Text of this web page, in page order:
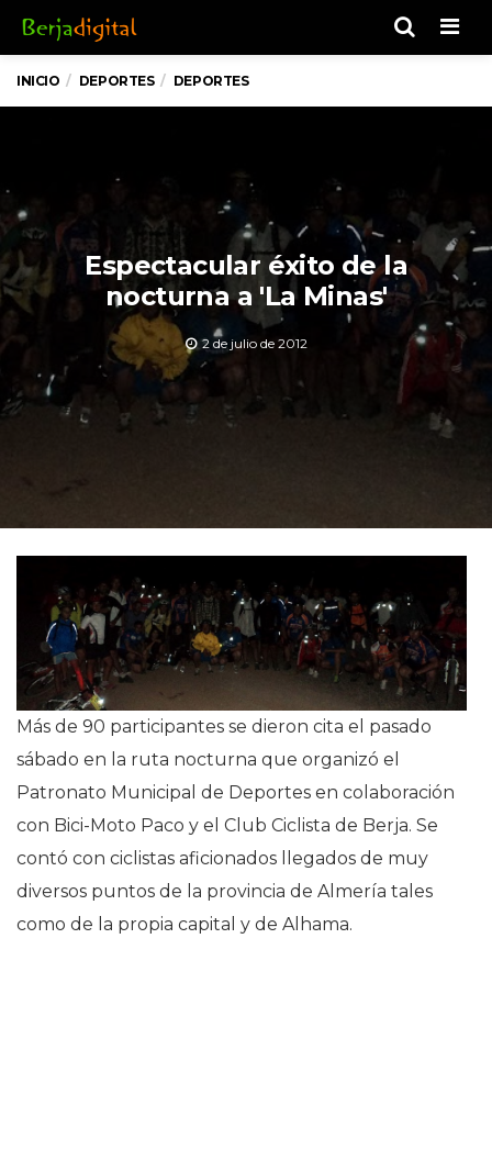
INICIO DEPORTES DEPORTES
Espectacular éxito de la
nocturna a 'La Minas'
2 de julio de 2012
Más de 90 participantes se dieron cita el pasado
sábado en la ruta nocturna que organizó el
Patronato Municipal de Deportes en colaboración
con Bici-Moto Paco y el Club Ciclista de Berja. Se
contó con ciclistas aficionados llegados de muy
diversos puntos de la provincia de Almería tales
como de la propia capital y de Alhama.